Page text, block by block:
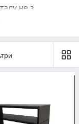
не з